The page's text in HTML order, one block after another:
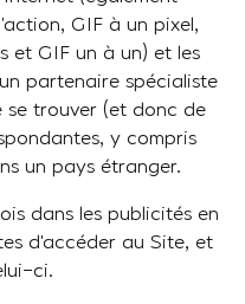
GIF à un pixel,
et GIF un à un) et les
partenaire spécialiste
se trouver (et donc de
y compris
un pays étranger.
dans les publicités en
d’accéder au Site, et
ci.